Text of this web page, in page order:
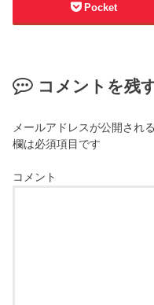
Pocket
コメントを残
メールアドレスが公開され
欄は必須項目です
コメント